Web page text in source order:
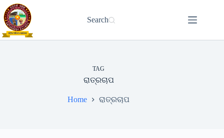
Skip
to
content
Search
TAG
ରାତ୍ରଚାପ
Home ରାତ୍ରଚାପ